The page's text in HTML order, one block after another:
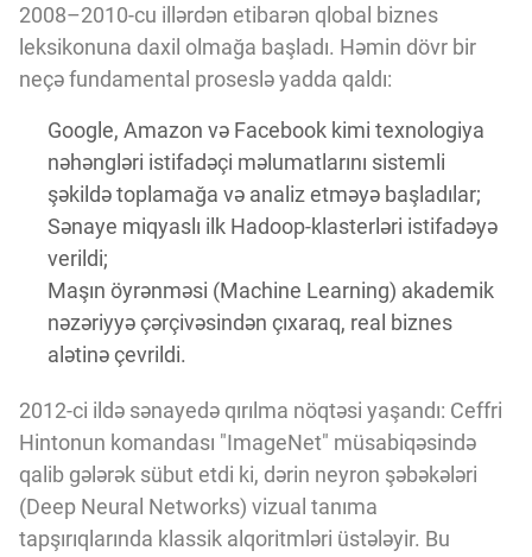
2008–2010-cu illərdən etibarən qlobal biznes
leksikonuna daxil olmağa başladı. Həmin dövr bir
neçə fundamental proseslə yadda qaldı:
Google, Amazon və Facebook kimi texnologiya
nəhəngləri istifadəçi məlumatlarını sistemli
şəkildə toplamağa və analiz etməyə başladılar;
Sənaye miqyaslı ilk Hadoop-klasterləri istifadəyə
verildi;
Maşın öyrənməsi (Machine Learning) akademik
nəzəriyyə çərçivəsindən çıxaraq, real biznes
alətinə çevrildi.
2012-ci ildə sənayedə qırılma nöqtəsi yaşandı: Ceffri
Hintonun komandası "ImageNet" müsabiqəsində
qalib gələrək sübut etdi ki, dərin neyron şəbəkələri
(Deep Neural Networks) vizual tanıma
tapşırıqlarında klassik alqoritmləri üstələyir. Bu